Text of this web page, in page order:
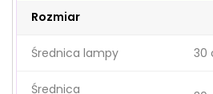
Rozmiar
Średnica lampy 30
Średnica